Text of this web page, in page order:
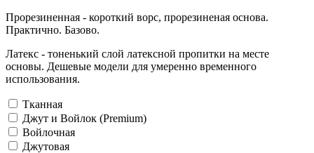
Прорезиненная - короткий ворс, прорезиненая основа.
Практично. Базово.
Латекс - тоненький слой латексной пропитки на месте
основы. Дешевые модели для умеренно временного
использования.
Тканная
Джут и Войлок (Premium)
Войлочная
Джутовая